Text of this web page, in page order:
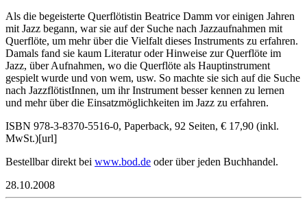
Als die begeisterte Querflötistin Beatrice Damm vor einigen Jahren
mit Jazz begann, war sie auf der Suche nach Jazzaufnahmen mit
Querflöte, um mehr über die Vielfalt dieses Instruments zu erfahren.
Damals fand sie kaum Literatur oder Hinweise zur Querflöte im
Jazz, über Aufnahmen, wo die Querflöte als Hauptinstrument
gespielt wurde und von wem, usw. So machte sie sich auf die Suche
nach JazzflötistInnen, um ihr Instrument besser kennen zu lernen
und mehr über die Einsatzmöglichkeiten im Jazz zu erfahren.
ISBN 978-3-8370-5516-0, Paperback, 92 Seiten, € 17,90 (inkl.
MwSt.)[url]
Bestellbar direkt bei www.bod.de oder über jeden Buchhandel.
28.10.2008